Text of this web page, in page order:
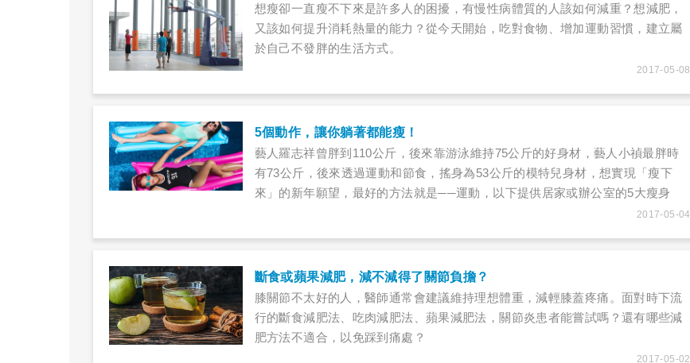
想瘦卻一直瘦不下來是許多人的困擾，有慢性病體質的人該如何減重？想減肥，
又該如何提升消耗熱量的能力？從今天開始，吃對食物、增加運動習慣，建立屬
於自己不發胖的生活方式。
2017-05-08
5個動作，讓你躺著都能瘦！
藝人羅志祥曾胖到110公斤，後來靠游泳維持75公斤的好身材，藝人小禎最胖時
有73公斤，後來透過運動和節食，搖身為53公斤的模特兒身材，想實現「瘦下
來」的新年願望，最好的方法就是──運動，以下提供居家或辦公室的5大瘦身
2017-05-04
斷食或蘋果減肥，減不減得了關節負擔？
膝關節不太好的人，醫師通常會建議維持理想體重，減輕膝蓋疼痛。面對時下流
行的斷食減肥法、吃肉減肥法、蘋果減肥法，關節炎患者能嘗試嗎？還有哪些減
肥方法不適合，以免踩到痛處？
2017-05-02